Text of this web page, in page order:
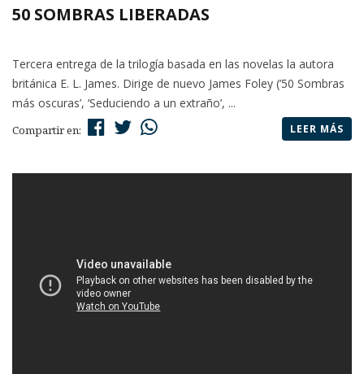
50 SOMBRAS LIBERADAS
Tercera entrega de la trilogía basada en las novelas la autora
británica E. L. James. Dirige de nuevo James Foley (’50 Sombras
más oscuras’, ‘Seduciendo a un extraño’, ...
Compartir en: LEER MÁS